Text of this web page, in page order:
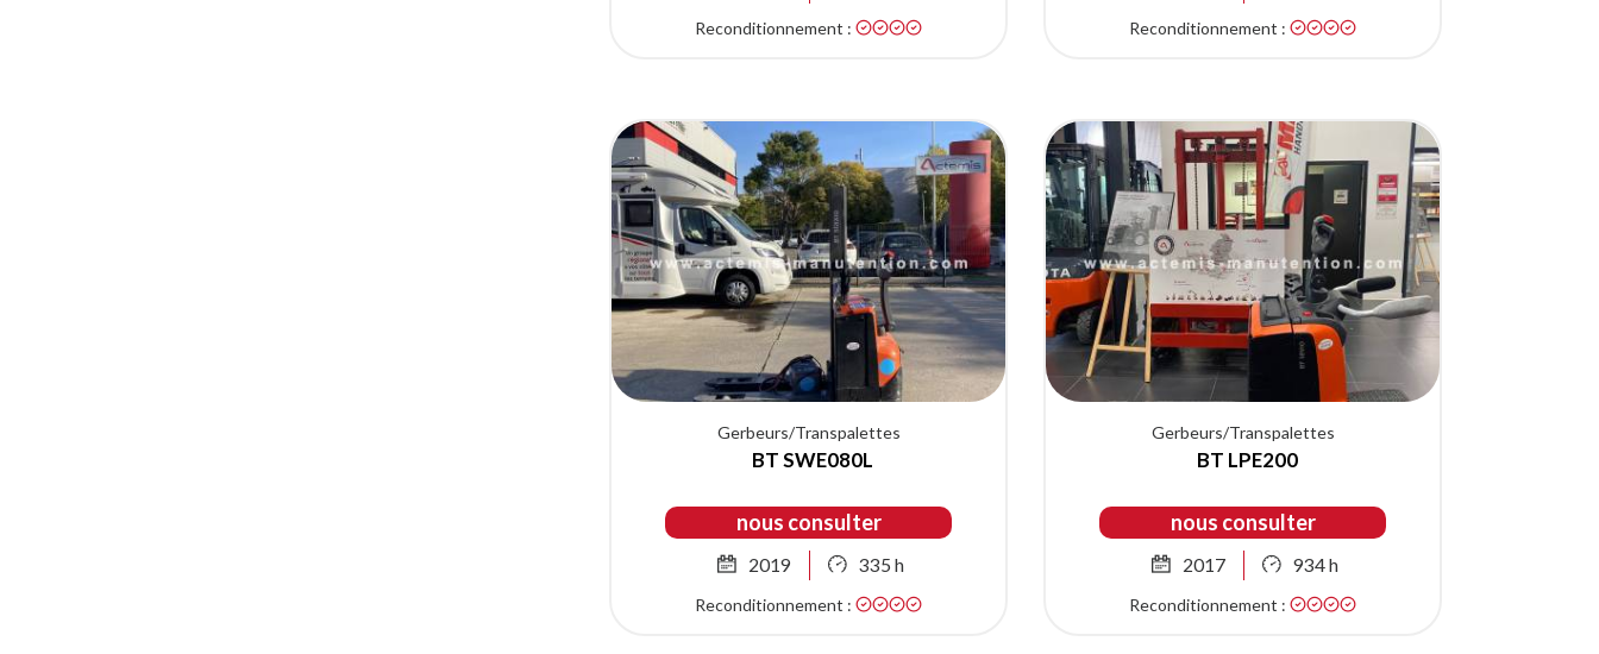
Reconditionnement : Reconditionnement :
Gerbeurs/Transpalettes
BT SWE080L
nous consulter
2019 335 h
Reconditionnement :
Gerbeurs/Transpalettes
BT LPE200
nous consulter
2017 934 h
Reconditionnement :